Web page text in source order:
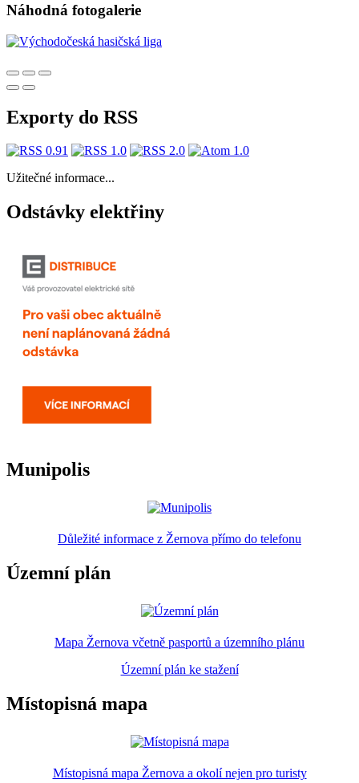
Náhodná fotogalerie
Exporty do RSS
Užitečné informace...
Odstávky elektřiny
Munipolis
Důležité informace z Žernova přímo do telefonu
Územní plán
Mapa Žernova včetně pasportů a územního plánu
Územní plán ke stažení
Místopisná mapa
Místopisná mapa Žernova a okolí nejen pro turisty